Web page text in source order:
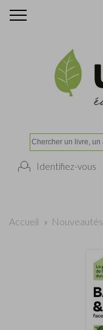
Identifiez-vous
Accueil » Nouveautés